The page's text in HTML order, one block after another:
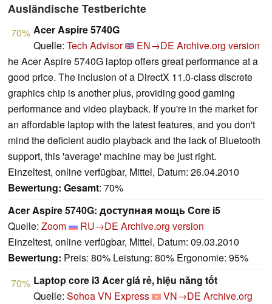
Ausländische Testberichte
70% Acer Aspire 5740G
Quelle: Tech Advisor EN→DE Archive.org version
he Acer Aspire 5740G laptop offers great performance at a
good price. The inclusion of a DirectX 11.0-class discrete
graphics chip is another plus, providing good gaming
performance and video playback. If you're in the market for
an affordable laptop with the latest features, and you don't
mind the deficient audio playback and the lack of Bluetooth
support, this 'average' machine may be just right.
Einzeltest, online verfügbar, Mittel, Datum: 26.04.2010
Bewertung: Gesamt: 70%
Acer Aspire 5740G: доступная мощь Core i5
Quelle: Zoom RU→DE Archive.org version
Einzeltest, online verfügbar, Mittel, Datum: 09.03.2010
Bewertung: Preis: 80% Leistung: 80% Ergonomie: 95%
70% Laptop core i3 Acer giá rẻ, hiệu năng tốt
Quelle: Sohoa VN Express VN→DE Archive.org